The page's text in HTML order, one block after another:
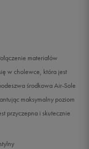
Powiadom o dostępności
Powiadom o dostępności
Powiadom o dostępności
materiałów
w cholewce, która jest
środkowa Air-Sole
maksymalny poziom
przyczepna i skutecznie